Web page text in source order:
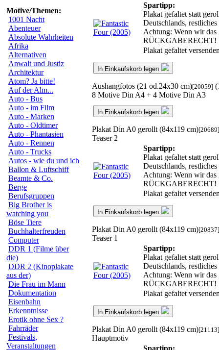
Motive/Themen:
1001 Nacht
Abenteuer
Absolute Wahrheiten
Afrika
Alternativen
Anwalt und Justiz
Architektur
Atom? Ja bitte!
Auf der Alm...
Auto - Bus
Auto - im Film
Auto - Marken
Auto - Oldtimer
Auto - Phantasien
Auto - Rennen
Auto - Trucks
Autos - wie du und ich
Ballon & Luftschiff
Beamte & Co.
Berge
Berufsgruppen
Big Brother is
watching you
Böse Tiere
Buchhalterfreuden
Computer
DDR 1 (Filme über
die)
DDR 2 (Kinoplakate
aus der)
Die Frau im Mann
Dokumentation
Eisenbahn
Erkenntnisse
Erotik ohne Sex ?
Fahrräder
Festivals,
Veranstaltungen
Spartipp:
Plakat gefaltet statt
Deutschlands,
Achtung: Wenn wir
RÜCKGABERECHT!
Plakat gefaltet
In Einkaufskorb legen
Aushangfotos (21 od.24x30 cm)[20059]
8 Motive Din A4 + 4 Motive Din A3
In Einkaufskorb legen
Plakat Din A0 gerollt (84x119 cm)[20689]
Teaser 2
Spartipp:
Plakat gefaltet statt
Deutschlands,
Achtung: Wenn wir
RÜCKGABERECHT!
Plakat gefaltet
In Einkaufskorb legen
Plakat Din A0 gerollt (84x119 cm)[20837]
Teaser 1
Spartipp:
Plakat gefaltet statt
Deutschlands,
Achtung: Wenn wir
RÜCKGABERECHT!
Plakat gefaltet
In Einkaufskorb legen
Plakat Din A0 gerollt (84x119 cm)[21113]
Hauptmotiv
Spartipp: